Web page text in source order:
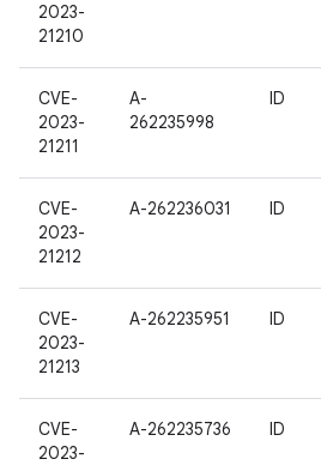
2023-
21210
CVE-
2023-
21211
A-
262235998
ID
CVE-
2023-
21212
A-262236031 ID
CVE-
2023-
21213
A-262235951 ID
CVE-
2023-
A-262235736 ID